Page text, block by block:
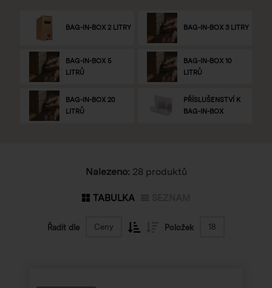
BAG-IN-BOX 2 LITRY BAG-IN-BOX 3 LITRY
BAG-IN-BOX 5
LITRŮ
BAG-IN-BOX 10
LITRŮ
BAG-IN-BOX 20
LITRŮ
PŘÍSLUŠENSTVÍ K
BAG-IN-BOX
Nalezeno: 28 produktů
TABULKA
Řadit dle Ceny Položek 18